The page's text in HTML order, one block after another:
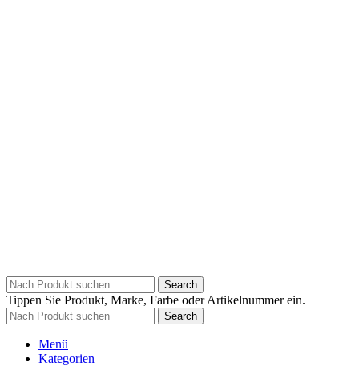
Search
Tippen Sie Produkt, Marke, Farbe oder Artikelnummer ein.
Search
Menü
Kategorien